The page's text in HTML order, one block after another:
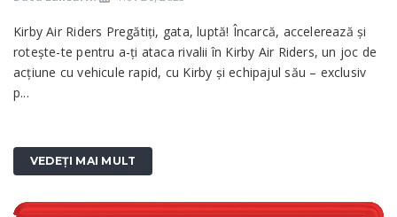
Kirby Air Riders Pregătiți, gata, luptă! Încarcă, accelerează și
rotește-te pentru a-ți ataca rivalii în Kirby Air Riders, un joc de
acțiune cu vehicule rapid, cu Kirby și echipajul său – exclusiv
p...
VEDEȚI MAI MULT